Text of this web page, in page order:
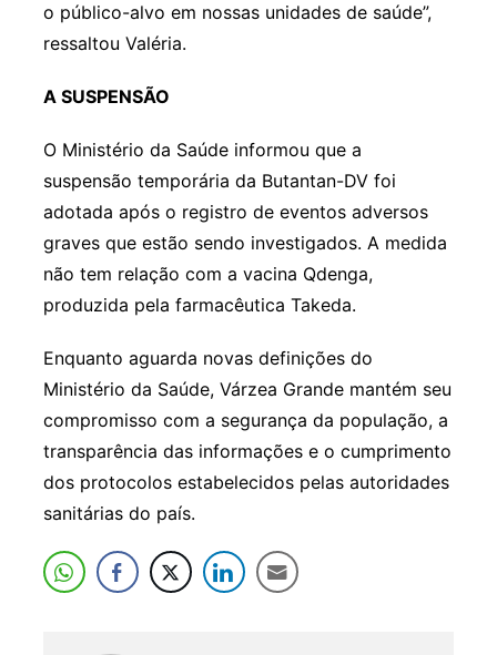
o público-alvo em nossas unidades de saúde”,
ressaltou Valéria.
A SUSPENSÃO
O Ministério da Saúde informou que a
suspensão temporária da Butantan-DV foi
adotada após o registro de eventos adversos
graves que estão sendo investigados. A medida
não tem relação com a vacina Qdenga,
produzida pela farmacêutica Takeda.
Enquanto aguarda novas definições do
Ministério da Saúde, Várzea Grande mantém seu
compromisso com a segurança da população, a
transparência das informações e o cumprimento
dos protocolos estabelecidos pelas autoridades
sanitárias do país.